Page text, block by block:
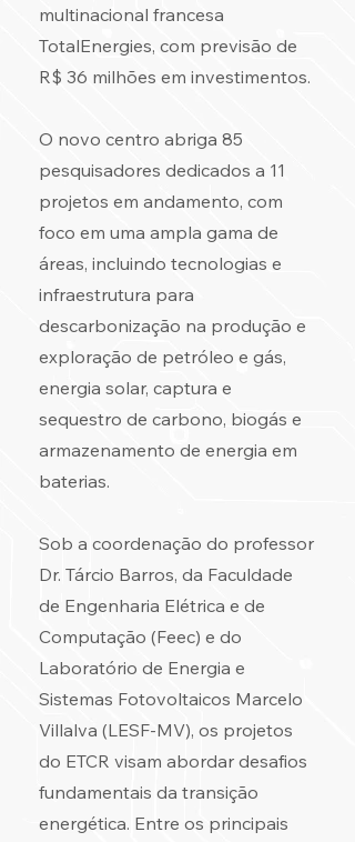
multinacional francesa
TotalEnergies, com previsão de
R$ 36 milhões em investimentos.
O novo centro abriga 85
pesquisadores dedicados a 11
projetos em andamento, com
foco em uma ampla gama de
áreas, incluindo tecnologias e
infraestrutura para
descarbonização na produção e
exploração de petróleo e gás,
energia solar, captura e
sequestro de carbono, biogás e
armazenamento de energia em
baterias.
Sob a coordenação do professor
Dr. Tárcio Barros, da Faculdade
de Engenharia Elétrica e de
Computação (Feec) e do
Laboratório de Energia e
Sistemas Fotovoltaicos Marcelo
Villalva (LESF-MV), os projetos
do ETCR visam abordar desafios
fundamentais da transição
energética. Entre os principais